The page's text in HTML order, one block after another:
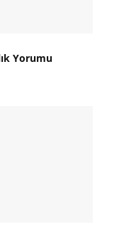
Yorumu